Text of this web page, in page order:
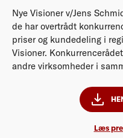
Nye Visioner v/Jens
de har overtrådt
priser og kundedeling i
Visioner.
andre virksomheder i
Læs